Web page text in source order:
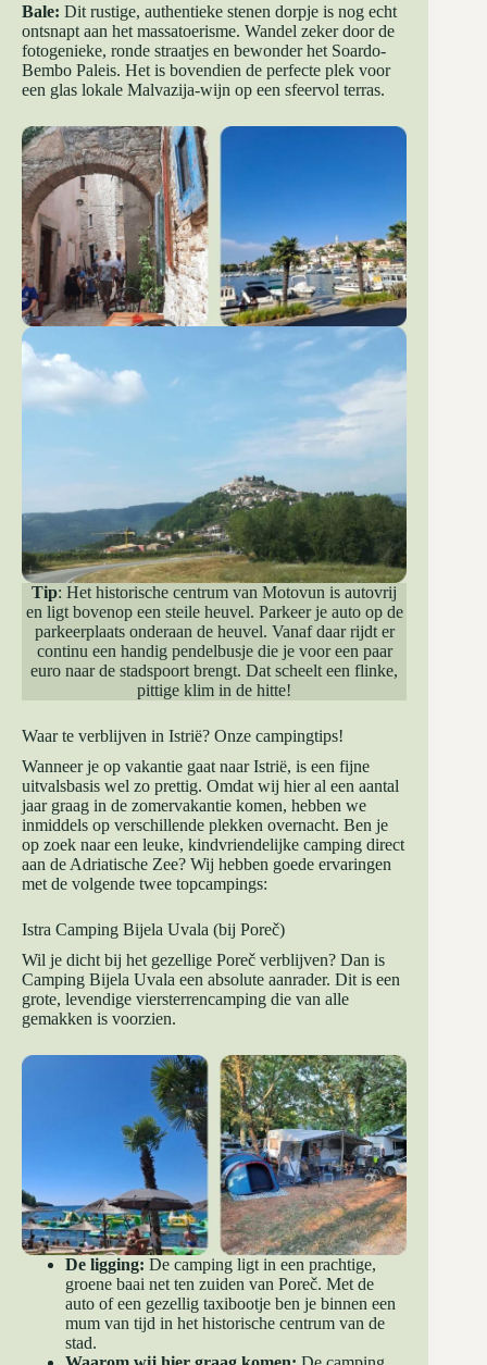
Bale: Dit rustige, authentieke stenen dorpje is nog echt
ontsnapt aan het massatoerisme. Wandel zeker door de
fotogenieke, ronde straatjes en bewonder het Soardo-
Bembo Paleis. Het is bovendien de perfecte plek voor
een glas lokale Malvazija-wijn op een sfeervol terras.
Tip: Het historische centrum van Motovun is autovrij
en ligt bovenop een steile heuvel. Parkeer je auto op de
parkeerplaats onderaan de heuvel. Vanaf daar rijdt er
continu een handig pendelbusje die je voor een paar
euro naar de stadspoort brengt. Dat scheelt een flinke,
pittige klim in de hitte!
Waar te verblijven in Istrië? Onze campingtips!
Wanneer je op vakantie gaat naar Istrië, is een fijne
uitvalsbasis wel zo prettig. Omdat wij hier al een aantal
jaar graag in de zomervakantie komen, hebben we
inmiddels op verschillende plekken overnacht. Ben je
op zoek naar een leuke, kindvriendelijke camping direct
aan de Adriatische Zee? Wij hebben goede ervaringen
met de volgende twee topcampings:
Istra Camping Bijela Uvala (bij Poreč)
Wil je dicht bij het gezellige Poreč verblijven? Dan is
Camping Bijela Uvala een absolute aanrader. Dit is een
grote, levendige viersterrencamping die van alle
gemakken is voorzien.
De ligging: De camping ligt in een prachtige,
groene baai net ten zuiden van Poreč. Met de
auto of een gezellig taxibootje ben je binnen een
mum van tijd in het historische centrum van de
stad.